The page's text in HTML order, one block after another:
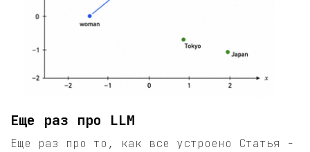
Еще раз про LLM
Еще раз про то, как все устроено Статья -